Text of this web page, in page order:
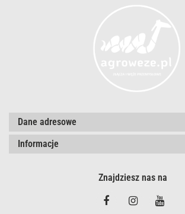
Dane adresowe
Informacje
Znajdziesz nas na